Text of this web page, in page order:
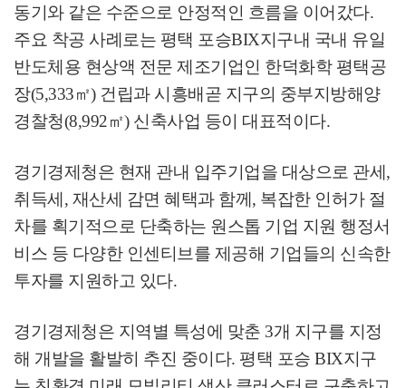
동기와 같은 수준으로 안정적인 흐름을 이어갔다.
주요 착공 사례로는 평택 포승BIX지구내 국내 유일
반도체용 현상액 전문 제조기업인 한덕화학 평택공
장(5,333㎡) 건립과 시흥배곧 지구의 중부지방해양
경찰청(8,992㎡) 신축사업 등이 대표적이다.
경기경제청은 현재 관내 입주기업을 대상으로 관세 ,
취득세 , 재산세 감면 혜택과 함께 , 복잡한 인허가 절
차를 획기적으로 단축하는 원스톱 기업 지원 행정서
비스 등 다양한 인센티브를 제공해 기업들의 신속한
투자를 지원하고 있다.
경기경제청은 지역별 특성에 맞춘 3개 지구를 지정
해 개발을 활발히 추진 중이다. 평택 포승 BIX지구